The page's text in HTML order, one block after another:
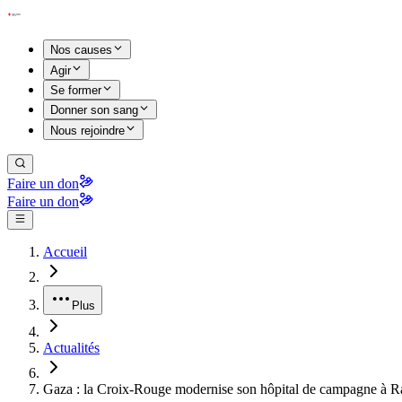
Nos causes
Agir
Se former
Donner son sang
Nous rejoindre
Faire un don
Faire un don
Accueil
Plus
Actualités
Gaza : la Croix-Rouge modernise son hôpital de campagne à